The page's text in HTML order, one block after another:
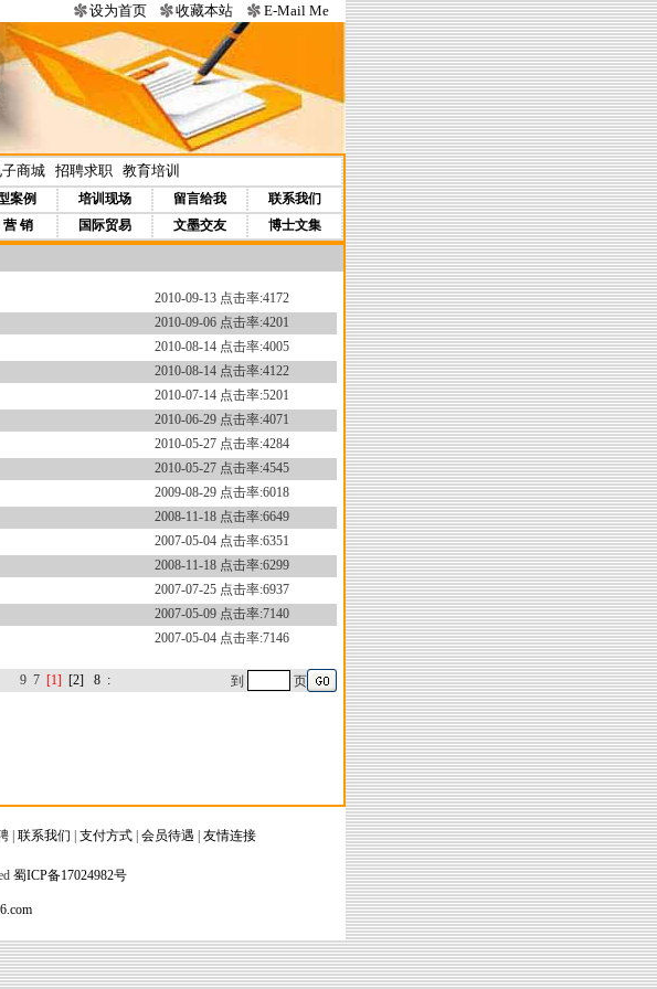
设为首页 收藏本站 E-Mail Me
子商城| 招聘求职| 教育培训
案例 培训现场 留言给我
联系我们
营 销 国际贸易 文墨交友 博士文集
2010-09-13 点击率:4172
2010-09-06 点击率:4201
2010-08-14 点击率:4005
2010-08-14 点击率:4122
2010-07-14 点击率:5201
2010-06-29 点击率:4071
2010-05-27 点击率:4284
2010-05-27 点击率:4545
2009-08-29 点击率:6018
2008-11-18 点击率:6649
2007-05-04 点击率:6351
2008-11-18 点击率:6299
2007-07-25 点击率:6937
2007-05-09 点击率:7140
2007-05-04 点击率:7146
9 7 [1] [2] 8 : 到 页
| 联系我们 支付方式| 会员待遇 友情连接
蜀ICP备17024982号